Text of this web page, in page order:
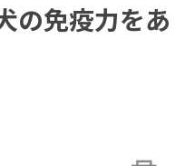
の免疫力をあ